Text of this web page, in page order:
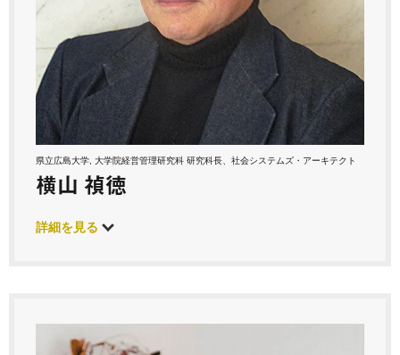
県立広島大学, 大学院経営管理研究科 研究科長、社会システムズ・アーキテクト
横山 禎徳
詳細を見る